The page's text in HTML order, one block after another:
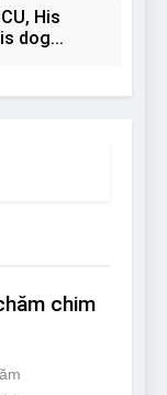
His
dog
It!
Yes! And
to What
Eat
chim